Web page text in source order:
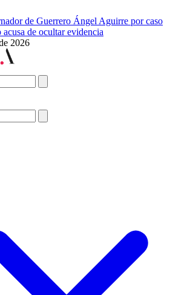
de Guerrero Ángel Aguirre por caso
de ocultar evidencia
2026